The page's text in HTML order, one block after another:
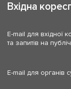
Вхідна
E-mail для вхідної
та запитів на
E-mail для органів